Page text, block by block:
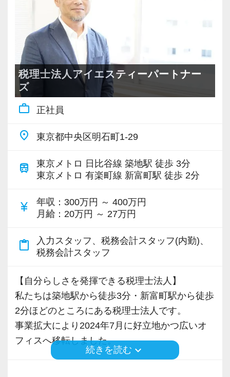
■ 税理士試験の勉強も応援
税理士資格取得を目指す方にとって、仕事と勉
強の両立は大きな課題です。
そこで私たちは税理士試験前に有給休暇を付与
する制度を導入しています。
試験直前に勉強へ集中できる環境を整え、あな
たの努力をしっかり応援します！
心強い制度です。
■ 働きやすさ＆オフィス環境
・ 残業少なめ
・ 綺麗で快適なオフィス環境
・ 浅草橋駅から徒歩3分
「働きやすさ」と「成長できる環境」を両立し
ているのが私たちの特徴です。
■ こんな方におすすめ
・ 未経験から税務の世界に挑戦したい方
・ 税理士資格取得を目指しながら実務経験を
税理士法人アイエスティーパートナー
ズ
work_outline 正社員
place 東京都中央区明石町1-29
train
東京メトロ 日比谷線 築地駅 徒歩 3分
東京メトロ 有楽町線 新富町駅 徒歩 2分
currency_yen 年収 ：300万円 ～ 400万円
月給 ：20万円 ～ 27万円
content_paste
入力スタッフ、税務会計スタッフ(内勤)、
税務会計スタッフ
【自分らしさを発揮できる税理士法人】
私たちは築地駅から徒歩3分・新富町駅から徒歩
2分ほどのところにある税理士法人です。
事業拡大により2024年7月に好立地かつ広いオ
フィスへ移転しました。
続きを読む keyboard_arrow_down